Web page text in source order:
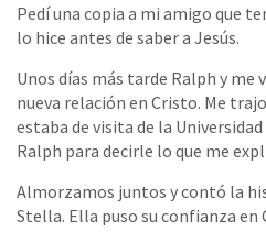
Pedí una copia a mi amigo que
lo hice antes de saber a Jesús.
Unos días más tarde Ralph y me
nueva relación en Cristo. Me
estaba de visita de la
Ralph para decirle lo que me
Almorzamos juntos y contó la
Stella. Ella puso su confianza en